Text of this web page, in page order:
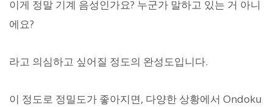
이게 정말 기계 음성인가요? 누군가 말하고 있는 거 아니
에요?
라고 의심하고 싶어질 정도의 완성도입니다.
이 정도로 정밀도가 좋아지면, 다양한 상황에서 Ondoku